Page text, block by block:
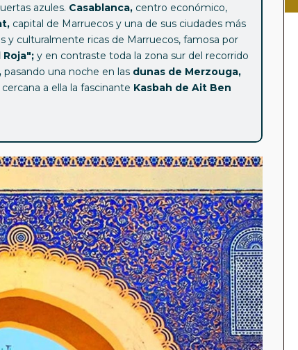
azules. Casablanca, centro económico,
capital de Marruecos y una de sus ciudades más
y culturalmente ricas de Marruecos, famosa por
Roja"; y en contraste toda la zona sur del recorrido
pasando una noche en las dunas de Merzouga,
a ella la fascinante Kasbah de Ait Ben
de los Oudaya, Mausoleo de
de forma opcional de hacer la noche en
Bahia, Jardines de la Menara, Minarete